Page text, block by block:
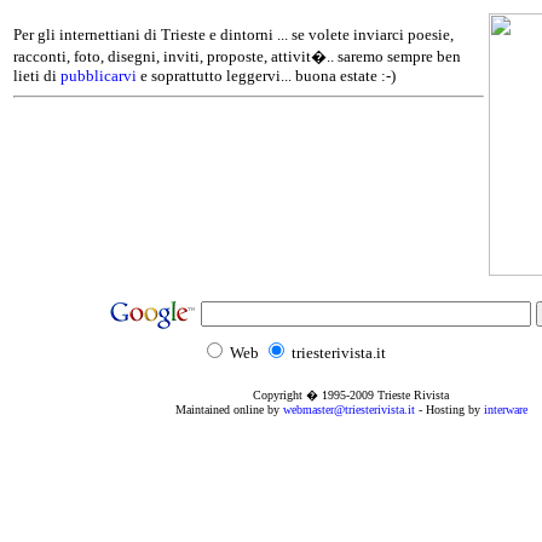
Per gli internettiani di Trieste e dintorni ... se volete inviarci poesie,
racconti, foto, disegni, inviti, proposte, attivit�.. saremo sempre ben
lieti di pubblicarvi e soprattutto leggervi... buona estate :-)
Web triesterivista.it
Copyright � 1995-2009 Trieste Rivista
Maintained online by webmaster@triesterivista.it- Hosting by interware